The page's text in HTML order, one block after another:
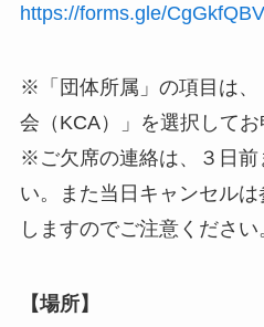
https://forms.gle/
※「団体所属」の項目は、
会（KCA）」を選択してお
※ご欠席の連絡は、３日前
い。また当日キャンセル
しますのでご注意ください
【場所】